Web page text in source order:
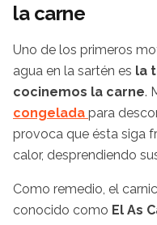
la carne
Uno de los primeros
agua en la sartén es la
cocinemos la carne.
congelada para
provoca que ésta siga
calor, desprendiendo
Como remedio, el
conocido como El As